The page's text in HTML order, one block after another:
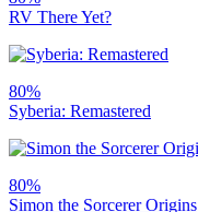
RV There Yet?
80%
Syberia: Remastered
80%
Simon the Sorcerer Origins